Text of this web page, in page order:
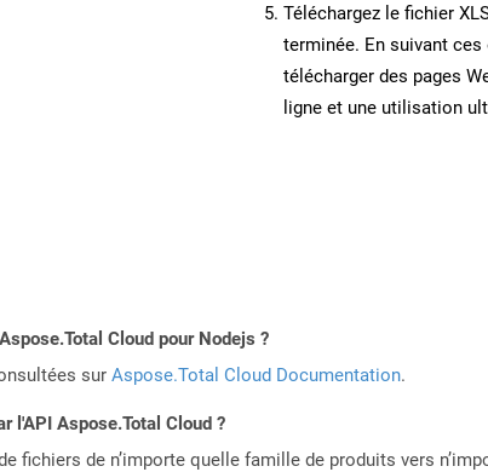
Téléchargez le fichier
terminée. En suivant
télécharger des pages
ligne et une utilisation
Cloud pour Nodejs ?
sur Aspose.Total Cloud Documentation.
l'API Aspose.Total Cloud ?
fichiers de n’importe quelle famille de produits vers